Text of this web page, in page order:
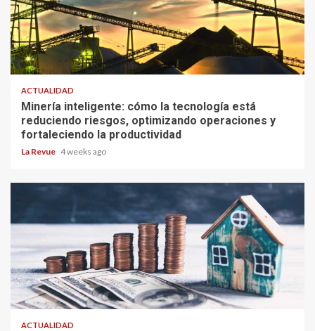
ACTUALIDAD
Minería inteligente: cómo la tecnología está
reduciendo riesgos, optimizando operaciones y
fortaleciendo la productividad
La Revue 4 weeks ago
ACTUALIDAD